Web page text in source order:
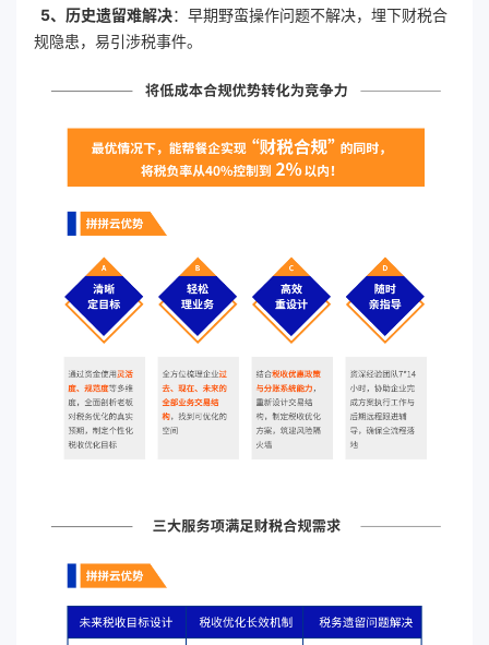
5、历史遗留难解决：早期野蛮操作问题不解决，埋下财税合
规隐患，易引涉税事件。